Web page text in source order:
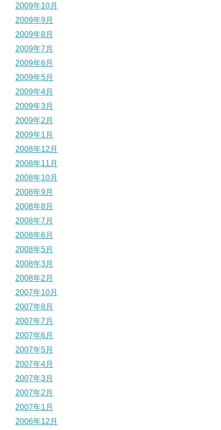
2009年10月
2009年9月
2009年8月
2009年7月
2009年6月
2009年5月
2009年4月
2009年3月
2009年2月
2009年1月
2008年12月
2008年11月
2008年10月
2008年9月
2008年8月
2008年7月
2008年6月
2008年5月
2008年3月
2008年2月
2007年10月
2007年8月
2007年7月
2007年6月
2007年5月
2007年4月
2007年3月
2007年2月
2007年1月
2006年12月